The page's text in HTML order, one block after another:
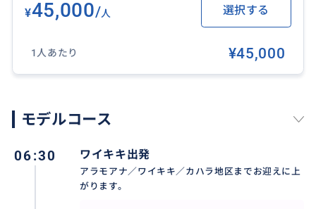
最大４名様まで！
お客様最大４名様に対し、１人のインストラクターが
担当するので、安全・安心にツアーをお楽しみいただ
ら呼吸の練習、水中でのトラブル対処法までわかりや
貸切プランは、皆様のペースに合わせゆっくりと練習
¥45,000/人 選択する
1人あたり ¥45,000
モデルコース
06:30 ワイキキ出発
アラモアナ／ワイキキ／カハラ地区までお迎えに上
がります。